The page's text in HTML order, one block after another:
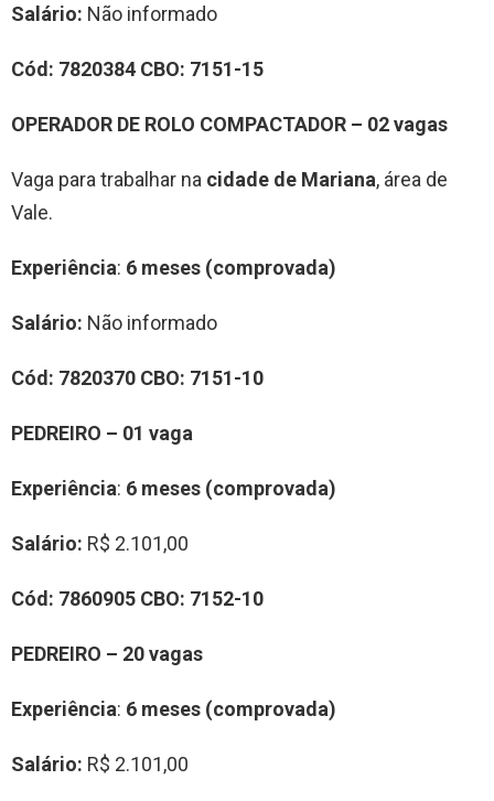
Salário: Não informado
Cód: 7820384 CBO: 7151-15
OPERADOR DE ROLO COMPACTADOR – 02 vagas
Vaga para trabalhar na cidade de Mariana, área de
Vale.
Experiência: 6 meses (comprovada)
Salário: Não informado
Cód: 7820370 CBO: 7151-10
PEDREIRO – 01 vaga
Experiência: 6 meses (comprovada)
Salário: R$ 2.101,00
Cód: 7860905 CBO: 7152-10
PEDREIRO – 20 vagas
Experiência: 6 meses (comprovada)
Salário: R$ 2.101,00